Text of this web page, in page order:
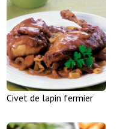
Civet de lapin fermier